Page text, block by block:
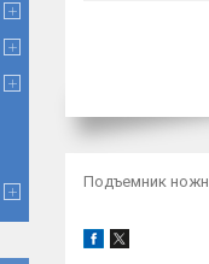
Подъемник